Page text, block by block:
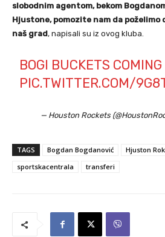
slobodnim agentom, bekom
Hjustone, pomozite nam da poželimo
naš grad, napisali su iz ovog kluba.
BOGI BUCKETS COMING
PIC.TWITTER.COM/
— Houston Rockets
TAGS Bogdan Bogdanović Hjuston
sportskacentrala
transferi